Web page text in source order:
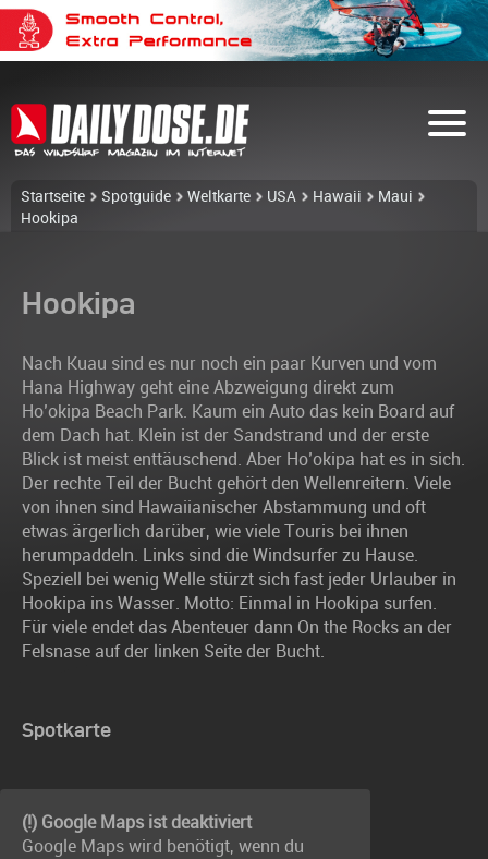
Startseite Spotguide Weltkarte USA Hawaii
Maui
Hookipa
Hookipa
Nach Kuau sind es nur noch ein paar Kurven und vom
Hana Highway geht eine Abzweigung direkt zum
Ho’okipa Beach Park. Kaum ein Auto das kein Board auf
dem Dach hat. Klein ist der Sandstrand und der erste
Blick ist meist enttäuschend. Aber Ho’okipa hat es in sich.
Der rechte Teil der Bucht gehört den Wellenreitern. Viele
von ihnen sind Hawaiianischer Abstammung und oft
etwas ärgerlich darüber, wie viele Touris bei ihnen
herumpaddeln. Links sind die Windsurfer zu Hause.
Speziell bei wenig Welle stürzt sich fast jeder Urlauber in
Hookipa ins Wasser. Motto: Einmal in Hookipa surfen.
Für viele endet das Abenteuer dann On the Rocks an der
Felsnase auf der linken Seite der Bucht.
Spotkarte
(!) Google Maps ist deaktiviert
Google Maps wird benötigt, wenn du